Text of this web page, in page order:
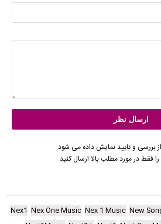
بررسی و تایید نمایش داده می شود.
فقط در مورد مطلب بالا ارسال کنید.
New
Nex 1 Music
Nex One Music
Nex1